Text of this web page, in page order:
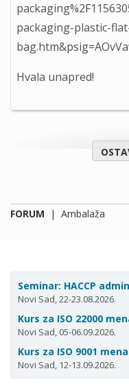
packaging-plastic-
Hvala unapred!
FORUM | Ambalaža
Seminar: HACCP
Novi Sad, 22-23.08.2026.
Kurs za ISO 22000
Novi Sad, 05-06.09.2026.
Kurs za ISO 9001
Novi Sad, 12-13.09.2026.